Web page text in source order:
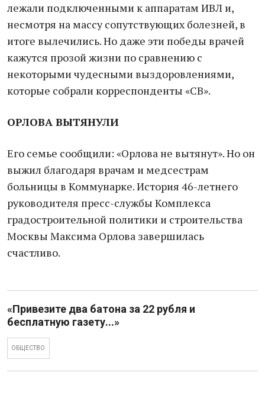
лежали подключенными к аппаратам ИВЛ и,
несмотря на массу сопутствующих болезней, в
итоге вылечились. Но даже эти победы врачей
кажутся прозой жизни по сравнению с
некоторыми чудесными выздоровлениями,
которые собрали корреспонденты «СВ».
ОРЛОВА ВЫТЯНУЛИ
Его семье сообщили: «Орлова не вытянут». Но он
выжил благодаря врачам и медсестрам
больницы в Коммунарке. История 46-летнего
руководителя пресс-службы Комплекса
градостроительной политики и строительства
Москвы Максима Орлова завершилась
счастливо.
«Привезите два батона за 22 рубля и
бесплатную газету...»
ОБЩЕСТВО